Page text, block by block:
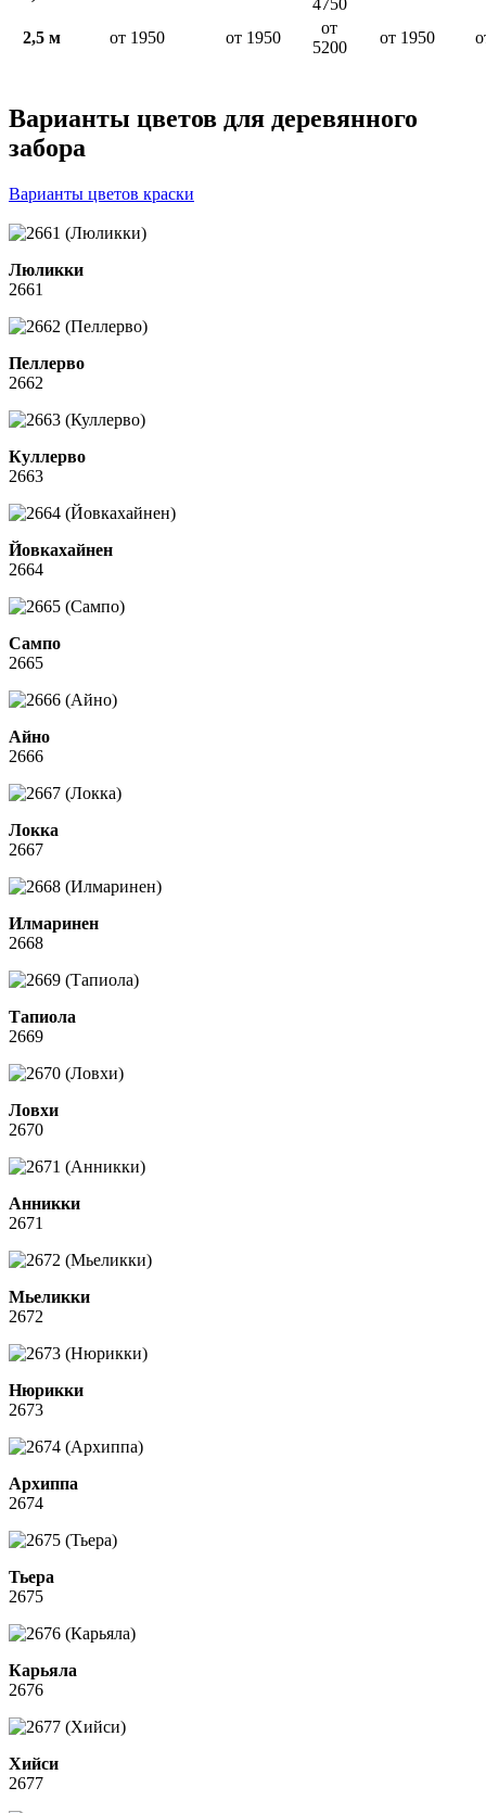
2,5 м от 1950 от 1950
от
5200
от 1950
Варианты цветов для деревянного
забора
Варианты цветов краски
Люликки
2661
Пеллерво
2662
Куллерво
2663
Йовкахайнен
2664
Сампо
2665
Айно
2666
Локка
2667
Илмаринен
2668
Тапиола
2669
Ловхи
2670
Анникки
2671
Мьеликки
2672
Нюрикки
2673
Архиппа
2674
Тьера
2675
Карьяла
2676
Хийси
2677